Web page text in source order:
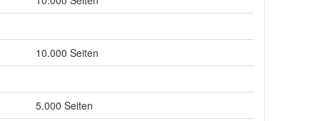
10.000 Seiten
5.000 Seiten